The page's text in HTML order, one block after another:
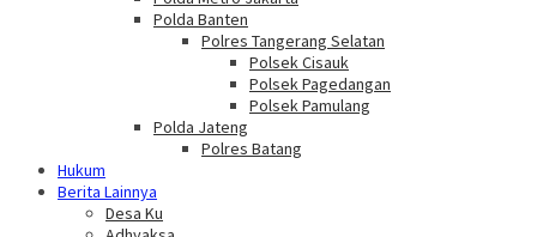
Polda Banten
Polres Tangerang Selatan
Polsek Cisauk
Polsek Pagedangan
Polsek Pamulang
Polda Jateng
Polres Batang
Hukum
Berita Lainnya
Desa Ku